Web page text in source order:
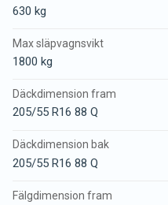
630 kg
Max släpvagnsvikt
1800 kg
Däckdimension fram
205/55 R16 88 Q
Däckdimension bak
205/55 R16 88 Q
Fälgdimension fram